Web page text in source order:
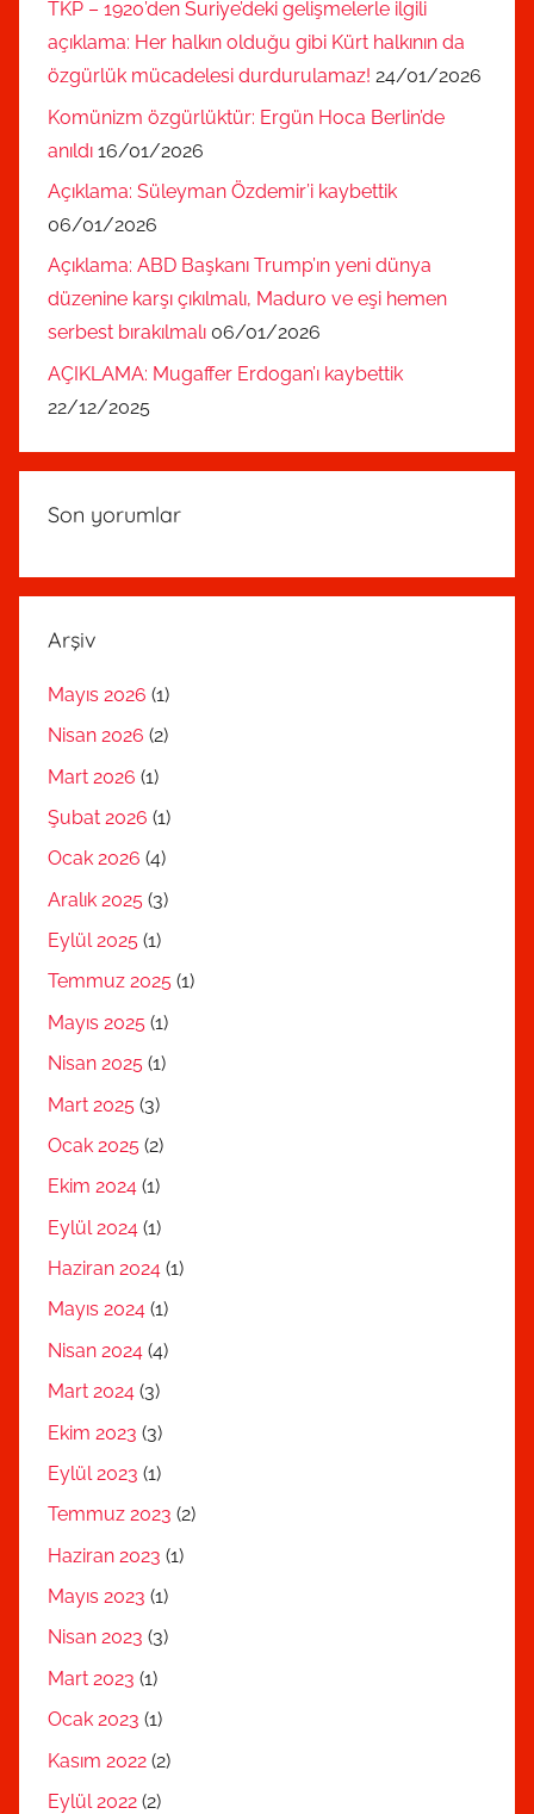
TKP – 1920’den Suriye’deki gelişmelerle ilgili
açıklama: Her halkın olduğu gibi Kürt halkının da
özgürlük mücadelesi durdurulamaz! 24/01/2026
Komünizm özgürlüktür: Ergün Hoca Berlin’de
anıldı 16/01/2026
Açıklama: Süleyman Özdemir’i kaybettik
06/01/2026
Açıklama: ABD Başkanı Trump’ın yeni dünya
düzenine karşı çıkılmalı, Maduro ve eşi hemen
serbest bırakılmalı 06/01/2026
AÇIKLAMA: Mugaffer Erdogan’ı kaybettik
22/12/2025
Son yorumlar
Arşiv
Mayıs 2026 (1)
Nisan 2026 (2)
Mart 2026 (1)
Şubat 2026 (1)
Ocak 2026 (4)
Aralık 2025 (3)
Eylül 2025 (1)
Temmuz 2025 (1)
Mayıs 2025 (1)
Nisan 2025 (1)
Mart 2025 (3)
Ocak 2025 (2)
Ekim 2024 (1)
Eylül 2024 (1)
Haziran 2024 (1)
Mayıs 2024 (1)
Nisan 2024 (4)
Mart 2024 (3)
Ekim 2023 (3)
Eylül 2023 (1)
Temmuz 2023 (2)
Haziran 2023 (1)
Mayıs 2023 (1)
Nisan 2023 (3)
Mart 2023 (1)
Ocak 2023 (1)
Kasım 2022 (2)
Eylül 2022 (2)